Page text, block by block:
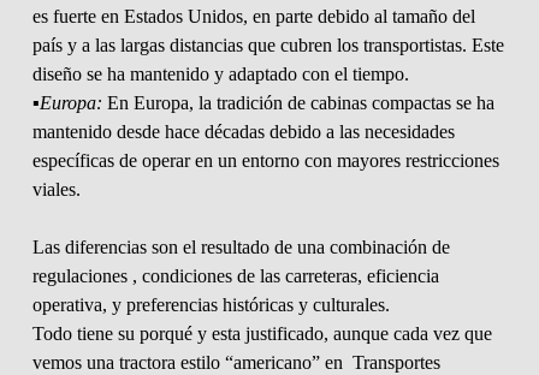
es fuerte en Estados Unidos, en parte debido al tamaño del
país y a las largas distancias que cubren los transportistas. Este
diseño se ha mantenido y adaptado con el tiempo.
▪️Europa: En Europa, la tradición de cabinas compactas se ha
mantenido desde hace décadas debido a las necesidades
específicas de operar en un entorno con mayores restricciones
viales.
Las diferencias son el resultado de una combinación de
regulaciones , condiciones de las carreteras, eficiencia
operativa, y preferencias históricas y culturales.
Todo tiene su porqué y esta justificado, aunque cada vez que
vemos una tractora estilo “americano” en Transportes